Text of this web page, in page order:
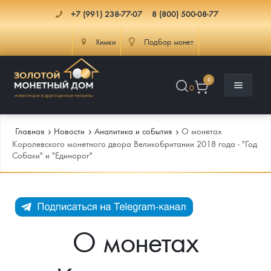
+7 (991) 238-77-07 8 (800) 500-08-77
Химки Подбор монет
0
0
Каталог
Каталог Монет
Монеты Россия и СССР
Памятные и старинные монеты
Инфо
Подлинность монет
Главная Новости Аналитика и события
О монетах
Королевского монетного двора Великобритании 2018 года - "Год
Cобаки" и "Единорог"
О монетах